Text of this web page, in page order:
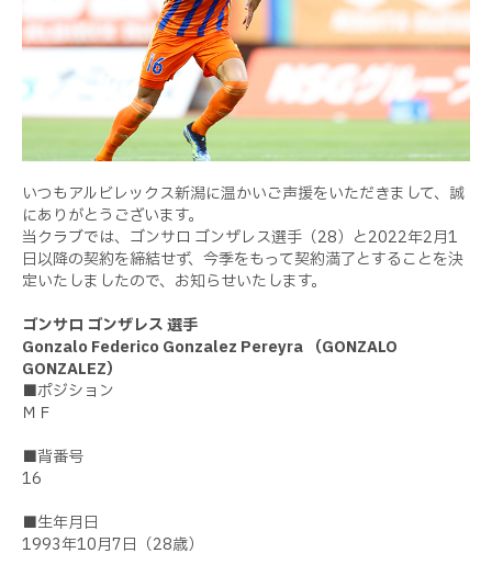
いつもアルビレックス新潟に温かいご声援をいただきまして、誠
にありがとうございます。
当クラブでは、ゴンサロ ゴンザレス選手（28）と2022年2月1
日以降の契約を締結せず、今季をもって契約満了とすることを決
定いたしましたので、お知らせいたします。
ゴンサロ ゴンザレス 選手
Gonzalo Federico Gonzalez Pereyra （GONZALO
GONZALEZ）
■ポジション
ＭＦ
■背番号
16
■生年月日
1993年10月7日（28歳）